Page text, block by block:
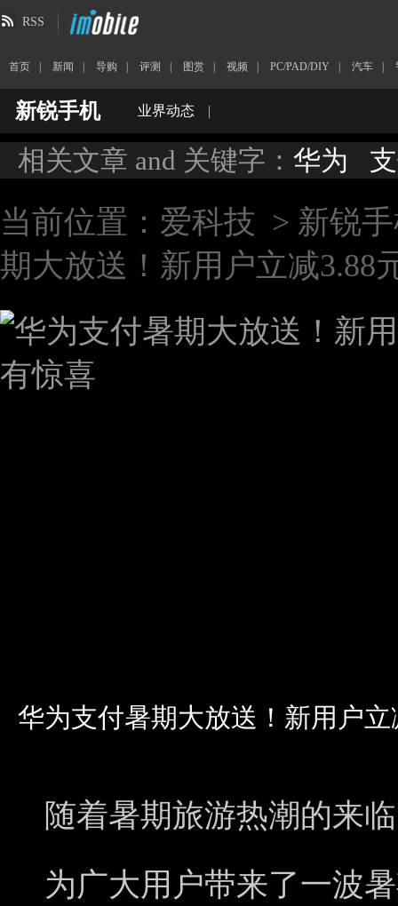
RSS
首页 新闻 导购 评测 图赏 视频 PC/PAD/DIY 汽车
新锐手机 业界动态 |
相关文章 and 关键字： 华为
当前位置： 爱科技 > 新锐
期大放送！新用户立减3.88
华为支付暑期大放送！新用户
随着暑期旅游热潮的来
为广大用户带来了一波